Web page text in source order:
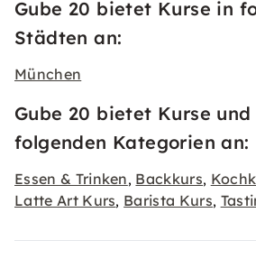
Gube 20 bietet Kurse in
Städten an:
München
Gube 20 bietet Kurse
folgenden Kategorien an:
Essen & Trinken, Backkurs,
Latte Art Kurs, Barista Kurs,